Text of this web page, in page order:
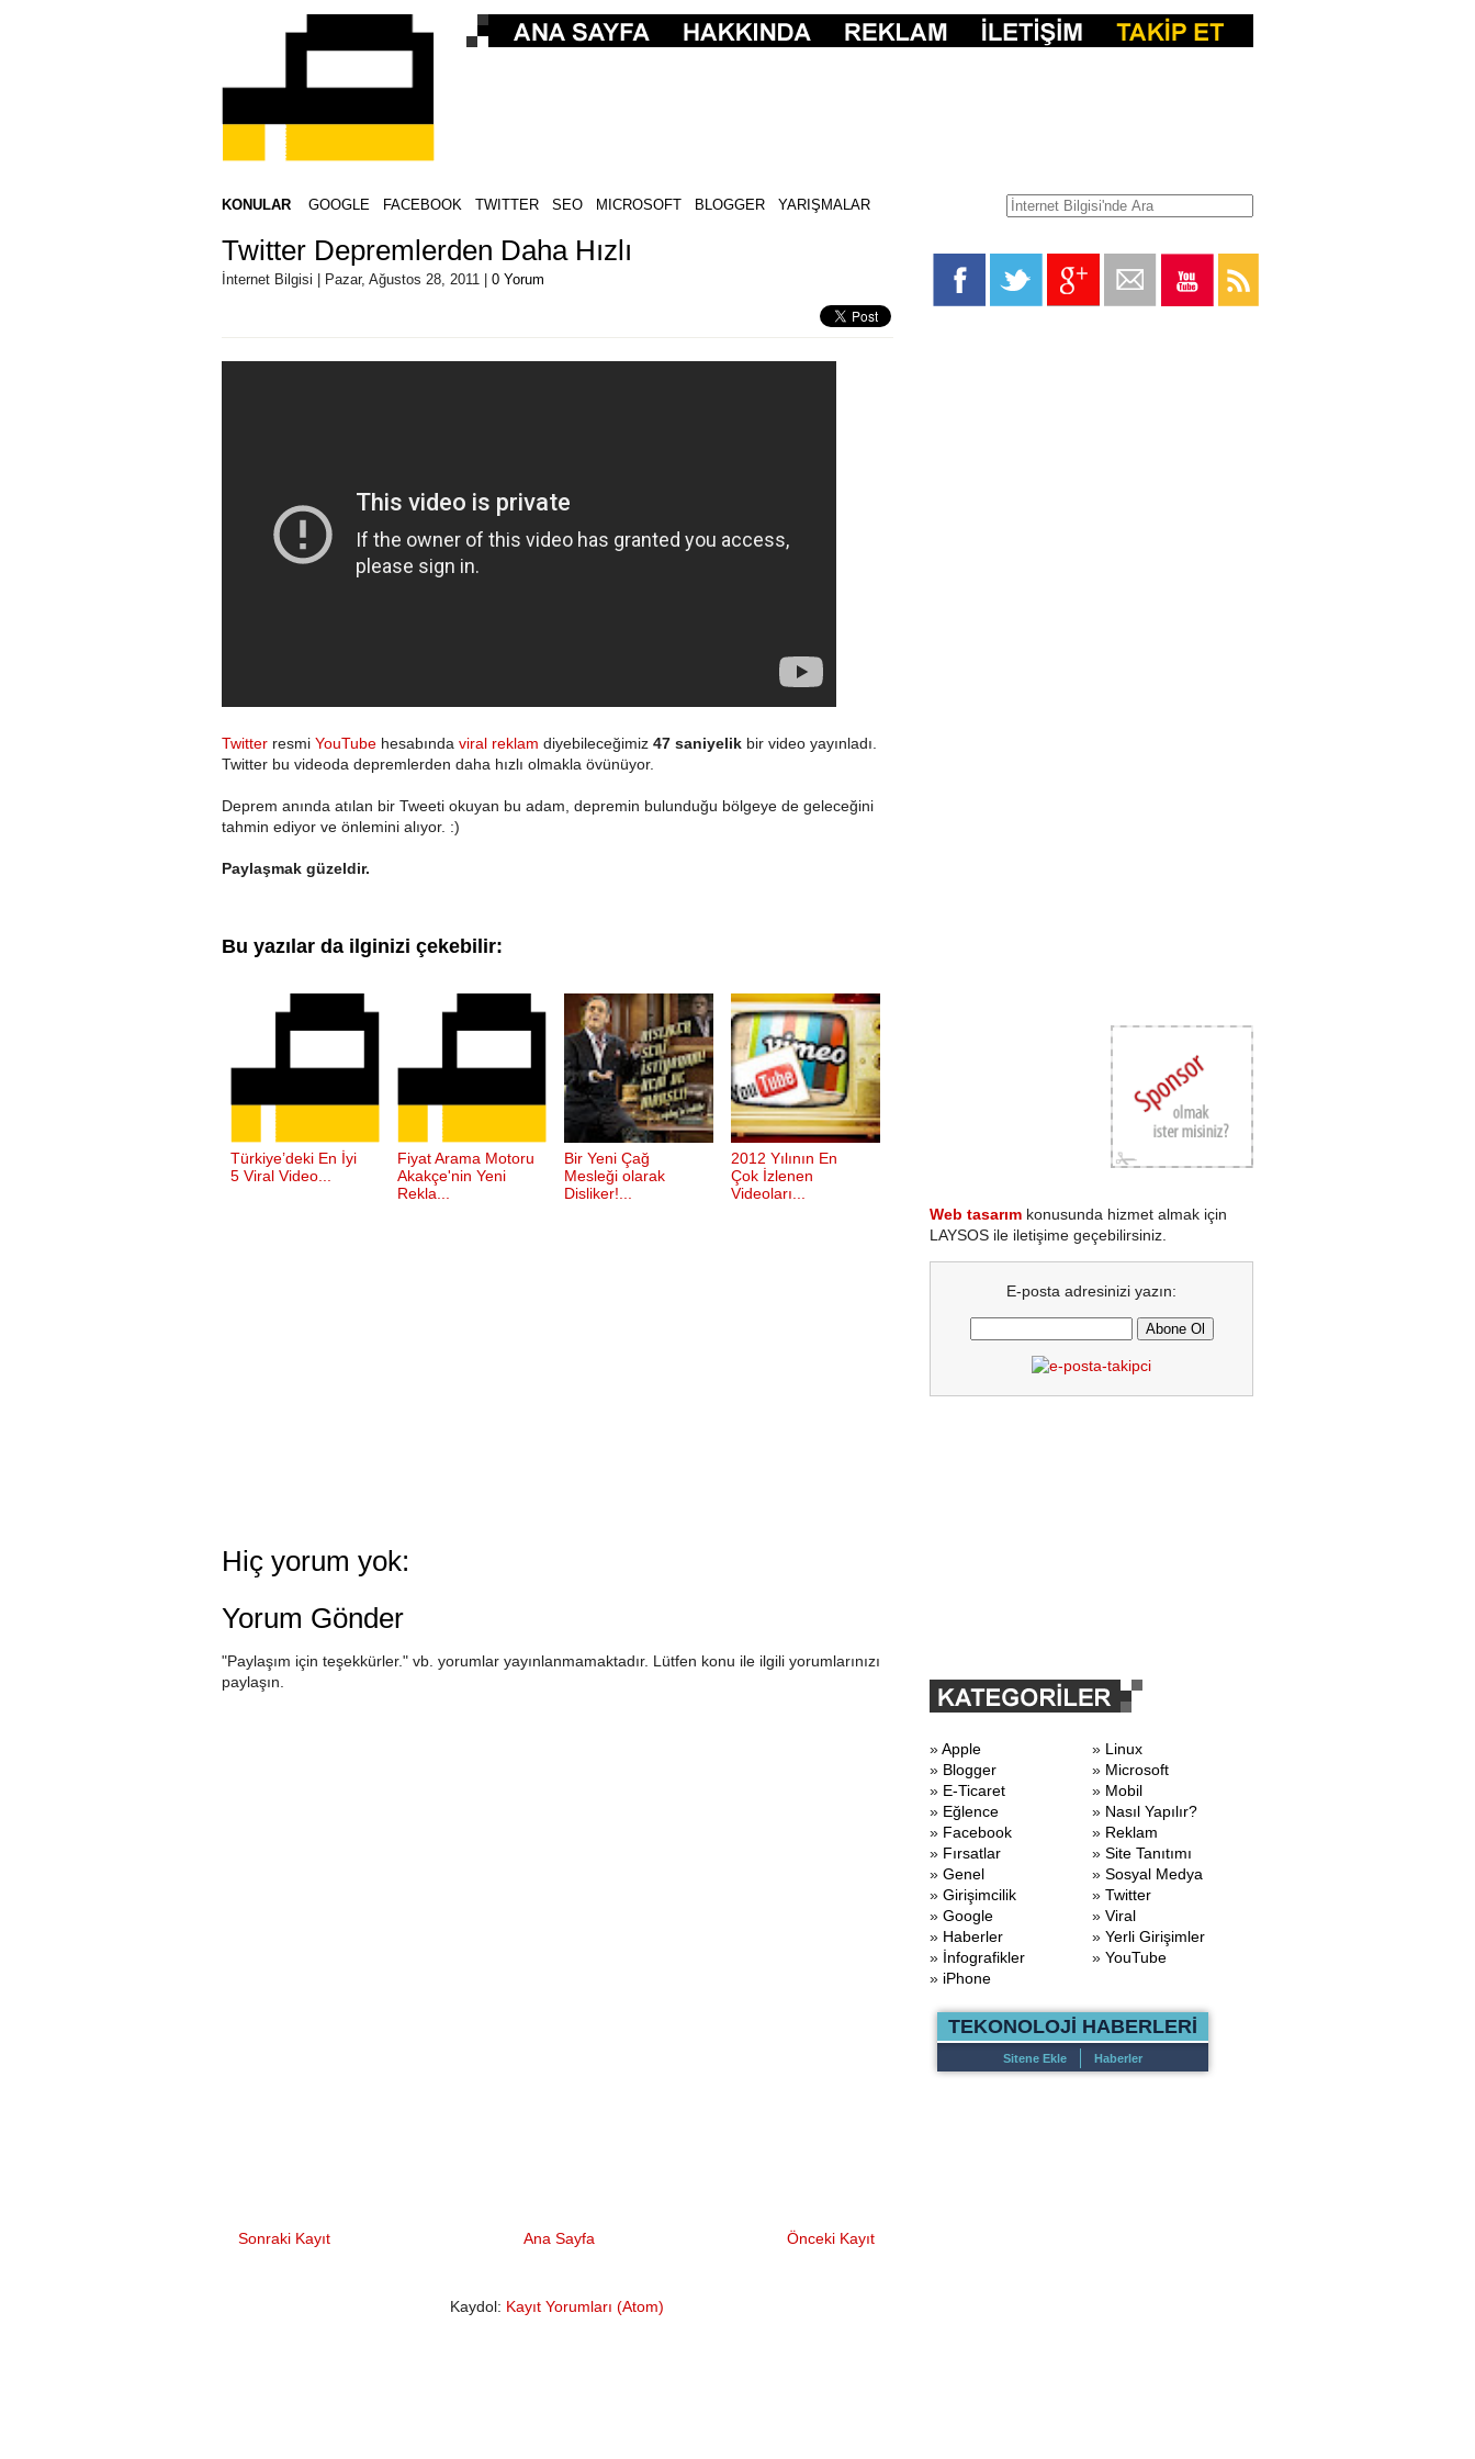
KONULAR GOOGLE FACEBOOK TWITTER SEO MICROSOFT BLOGGER YARIŞMALAR
Twitter Depremlerden Daha Hızlı
İnternet Bilgisi | Pazar, Ağustos 28, 2011 | 0 Yorum
Twitter resmi YouTube hesabında viral reklam diyebileceğimiz 47 saniyelik bir video yayınladı.
Twitter bu videoda depremlerden daha hızlı olmakla övünüyor.
Deprem anında atılan bir Tweeti okuyan bu adam, depremin bulunduğu bölgeye de geleceğini
tahmin ediyor ve önlemini alıyor. :)
Paylaşmak güzeldir.
Bu yazılar da ilginizi çekebilir:
Türkiye’deki En İyi
5 Viral Video...
Fiyat Arama Motoru
Akakçe'nin Yeni
Rekla...
Bir Yeni Çağ
Mesleği olarak
Disliker!...
2012 Yılının En
Çok İzlenen
Videoları...
Hiç yorum yok:
Yorum Gönder
"Paylaşım için teşekkürler." vb. yorumlar yayınlanmamaktadır. Lütfen konu ile ilgili yorumlarınızı
paylaşın.
Sonraki Kayıt Önceki Kayıt
Ana Sayfa
Kaydol: Kayıt Yorumları (Atom)
Web tasarım konusunda hizmet almak için
LAYSOS ile iletişime geçebilirsiniz.
E-posta adresinizi yazın:
»Apple » Linux
» Blogger » Microsoft
» E-Ticaret » Mobil
» Eğlence » Nasıl Yapılır?
» Facebook » Reklam
» Fırsatlar » Site Tanıtımı
» Genel » Sosyal Medya
» Girişimcilik » Twitter
» Google » Viral
» Haberler » Yerli Girişimler
» İnfografikler » YouTube
» iPhone
TEKONOLOJİ HABERLERİ
Sitene Ekle Haberler